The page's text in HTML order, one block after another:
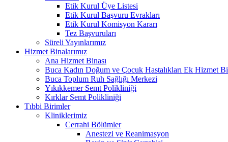
Etik Kurul Üye Listesi
Etik Kurul Başvuru Evrakları
Etik Kurul Komisyon Kararı
Tez Başvuruları
Süreli Yayınlarımız
Hizmet Binalarımız
Ana Hizmet Binası
Buca Kadın Doğum ve Çocuk Hastalıkları Ek Hizmet
Buca Toplum Ruh Sağlığı Merkezi
Yıkıkkemer Semt Polikliniği
Kırklar Semt Polikliniği
Tıbbi Birimler
Kliniklerimiz
Cerrahi Bölümler
Anestezi ve Reanimasyon